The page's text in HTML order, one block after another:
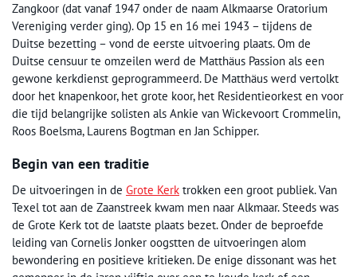
Zangkoor (dat vanaf 1947 onder de naam Alkmaarse Oratorium
Vereniging verder ging). Op 15 en 16 mei 1943 – tijdens de
Duitse bezetting – vond de eerste uitvoering plaats. Om de
Duitse censuur te omzeilen werd de Matthäus Passion als een
gewone kerkdienst geprogrammeerd. De Matthäus werd vertolkt
door het knapenkoor, het grote koor, het Residentieorkest en voor
die tijd belangrijke solisten als Ankie van Wickevoort Crommelin,
Roos Boelsma, Laurens Bogtman en Jan Schipper.
Begin van een traditie
De uitvoeringen in de Grote Kerk trokken een groot publiek. Van
Texel tot aan de Zaanstreek kwam men naar Alkmaar. Steeds was
de Grote Kerk tot de laatste plaats bezet. Onder de beproefde
leiding van Cornelis Jonker oogstten de uitvoeringen alom
bewondering en positieve kritieken. De enige dissonant was het